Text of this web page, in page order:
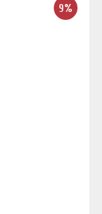
9%